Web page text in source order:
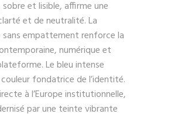
et lisible, affirme une
et de neutralité. La
empattement renforce la
numérique et
Le bleu intense
fondatrice de l’identité.
à l’Europe institutionnelle,
par une teinte vibrante